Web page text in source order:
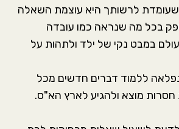
לרשותך היא עוצמת השאלה
בכל מה שנראה כמו עובדה
במבט נקי של ילד ולתהות על
ללמוד דברים חדשים מכל
חסרות מוצא ולהגיע לארץ הא"ס.